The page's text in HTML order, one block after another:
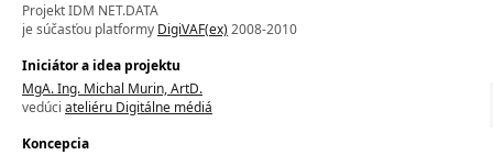
Projekt IDM NET.DATA
je súčasťou platformy DigiVAF(ex)2008-2010
Iniciátor a idea projektu
MgA. Ing. Michal Murin, ArtD.
vedúci ateliéru Digitálne médiá
Koncepcia